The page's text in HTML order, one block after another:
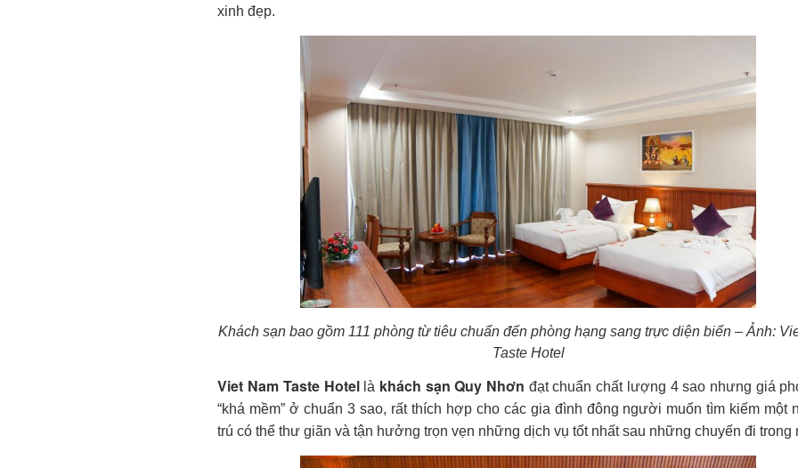
xinh đẹp.
Khách sạn bao gồm 111 phòng từ tiêu chuẩn đến phòng hạng sang trực diện biển – Ảnh:
Taste Hotel
Viet Nam Taste Hotel là khách sạn Quy Nhơn đạt chuẩn chất lượng 4 sao nhưng giá
“khá mềm” ở chuẩn 3 sao, rất thích hợp cho các gia đình đông người muốn tìm kiếm một
trú có thể thư giãn và tận hưởng trọn vẹn những dịch vụ tốt nhất sau những chuyến đi trong